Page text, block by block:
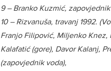
9 – Branko Kuzmić,
10 – Rizvanuša, travanj 1992.
Franjo Filipović, Miljenko
Kalafatić (gore), Davor Kalanj,
(zapovjednik voda),